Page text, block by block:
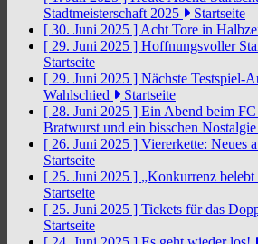
Stadtmeisterschaft 2025
Startseite
[ 30. Juni 2025 ] Acht Tore in
[ 29. Juni 2025 ] Hoffnungsvoller
Startseite
[ 29. Juni 2025 ] Nächste Testspiel-
Wahlschied
Startseite
[ 28. Juni 2025 ] Ein Abend beim
Bratwurst und ein bisschen Nostalgie
[ 26. Juni 2025 ] Viererkette: Neues
Startseite
[ 25. Juni 2025 ] „Konkurrenz belebt
Startseite
[ 25. Juni 2025 ] Tickets für das
Startseite